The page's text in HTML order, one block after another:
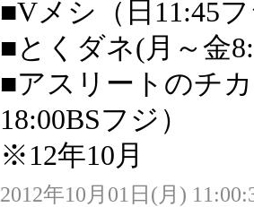
■Vメシ（日11:45
■とくダネ(月～金
■アスリートのチ
18:00BSフジ）
※12年10月
2012年10月01日(月)